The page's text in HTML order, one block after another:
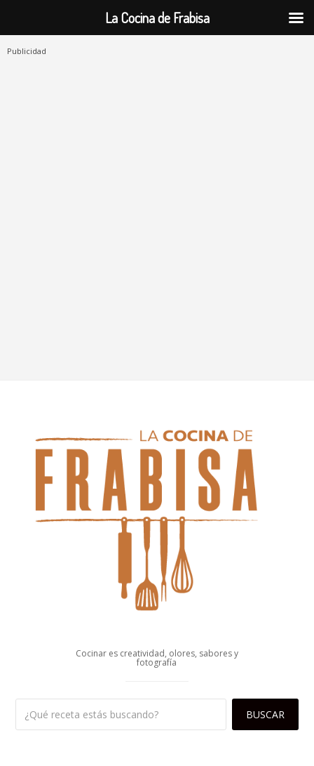
Publicidad
Cocinar es creatividad, olores, sabores y
fotografía
La Cocina de Frabisa